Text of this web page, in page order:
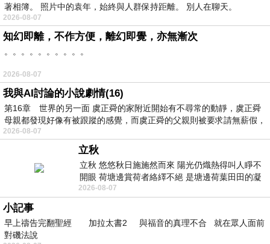
著相簿。 照片中的袁年，始終與人群保持距離。 別人在聊天。
2026-08-07
知幻即離，不作方便，離幻即覺，亦無漸次
。。。。。。。。。。
2026-08-07
我與AI討論的小說劇情(16)
第16章 世界的另一面 虞正舜的家附近開始有不尋常的動靜，虞正舜
母親都發現好像有被跟蹤的感覺，而虞正舜的父親則被要求請無薪假，
2026-08-07
立秋
立秋 悠悠秋日施施然而來 陽光仍熾熱得叫人睜不
開眼 荷塘邊賞荷者絡繹不絕 是塘邊荷葉田田的凝
望 風中飄逸的是映日荷花別樣紅
2026-08-07
小記事
早上禱告完翻聖經 加拉太書2 與福音的真理不合 就在眾人面前
對磯法說